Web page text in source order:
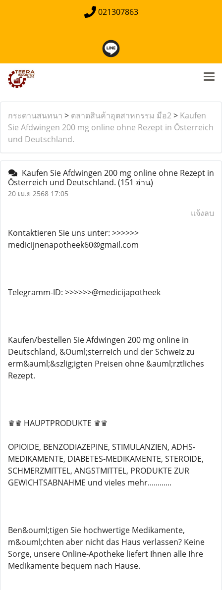
021307863
กระดานสนทนา > ตลาดสินค้าอุตสาหกรรม มือ2> Kaufen
Sie Afdwingen 200 mg online ohne Rezept in Österreich
und Deutschland.
Kaufen Sie Afdwingen 200 mg online ohne Rezept in
Österreich und Deutschland. (151 อ่าน)
20 เม.ย 2568 17:05
แจ้งลบ
Kontaktieren Sie uns unter: >>>>>>
medicijnenapotheek60@gmail.com
Telegramm-ID: >>>>>>@medicijapotheek
Kaufen/bestellen Sie Afdwingen 200 mg online in
Deutschland, &Ouml;sterreich und der Schweiz zu
erm&auml;&szlig;igten Preisen ohne &auml;rztliches
Rezept.
♛♛ HAUPTPRODUKTE ♛♛
OPIOIDE, BENZODIAZEPINE, STIMULANZIEN, ADHS-
MEDIKAMENTE, DIABETES-MEDIKAMENTE, STEROIDE,
SCHMERZMITTEL, ANGSTMITTEL, PRODUKTE ZUR
GEWICHTSABNAHME und vieles mehr............
Ben&ouml;tigen Sie hochwertige Medikamente,
m&ouml;chten aber nicht das Haus verlassen? Keine
Sorge, unsere Online-Apotheke liefert Ihnen alle Ihre
Medikamente bequem nach Hause.